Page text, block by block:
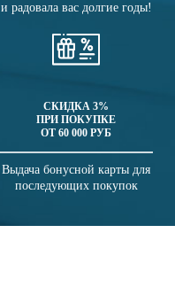
и радовала вас долгие годы!
СКИДКА 3%
ПРИ ПОКУПКЕ
ОТ 60 000 РУБ
Выдача бонусной карты для
последующих покупок